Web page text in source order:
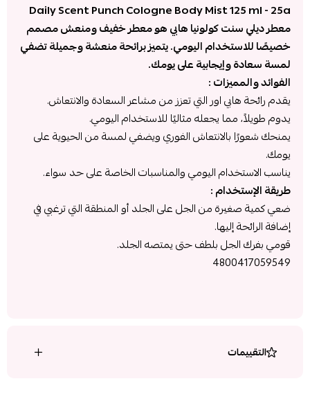
Daily Scent Punch Cologne Body Mist 125 ml - 25a
معطر ديلي سنت كولونيا هابي هو معطر خفيف ومنعش مصمم
خصيصًا للاستخدام اليومي. يتميز برائحة منعشة وجميلة تضفي
لمسة سعادة وإيجابية على يومك.
الفوائد والمميزات :
يقدم رائحة هابي اور التي تعزز من مشاعر السعادة والانتعاش.
يدوم طويلاً، مما يجعله مثاليًا للاستخدام اليومي.
يمنحك شعورًا بالانتعاش الفوري ويضفي لمسة من الحيوية على
يومك.
يناسب الاستخدام اليومي والمناسبات الخاصة على حد سواء.
طريقة الإستخدام :
ضعي كمية صغيرة من الجل على الجلد أو المنطقة التي ترغبي في
إضافة الرائحة إليها.
قومي بفرك الجل بلطف حتى يمتصه الجلد.
4800417059549
التقييمات